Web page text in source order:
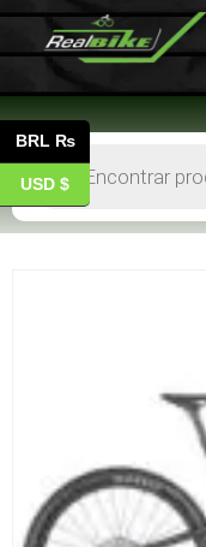
BRL ₨
USD $